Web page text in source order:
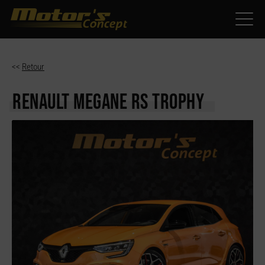
<< Retour
RENAULT MEGANE RS TROPHY